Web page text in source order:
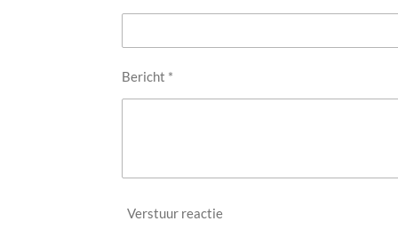
Bericht *
Verstuur reactie